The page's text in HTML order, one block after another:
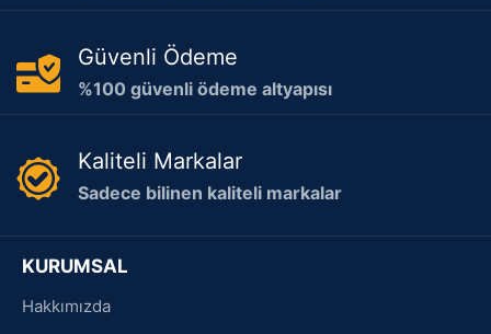
Güvenli Ödeme
%100 güvenli ödeme altyapısı
Kaliteli Markalar
Sadece bilinen kaliteli markalar
KURUMSAL
Hakkımızda